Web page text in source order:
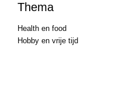
Thema
Health en food
Hobby en vrije tijd